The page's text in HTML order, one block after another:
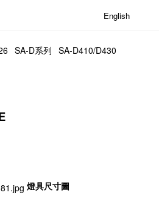
English
SA-D系列 SA-D410/D430
燈具尺寸圖